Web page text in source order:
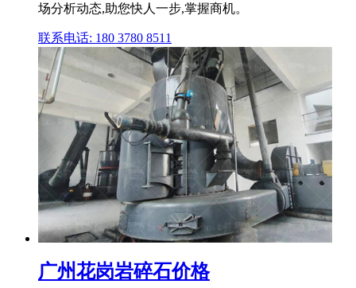
场分析动态,助您快人一步,掌握商机。
联系电话: 180 3780 8511
广州花岗岩碎石价格